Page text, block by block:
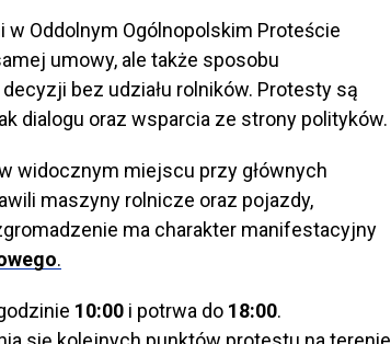
Oddolnym Ogólnopolskim Proteście
umowy, ale także sposobu
bez udziału rolników. Protesty są
dialogu oraz wsparcia ze strony polityków.
widocznym miejscu przy głównych
maszyny rolnicze oraz pojazdy,
ma charakter manifestacyjny
.
10:00 i potrwa do 18:00.